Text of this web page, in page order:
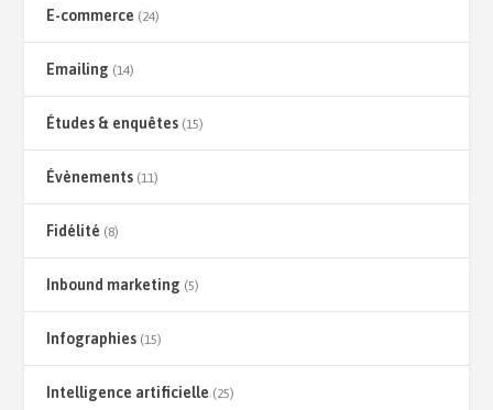
E-commerce (24)
Emailing (14)
Études & enquêtes (15)
Évènements (11)
Fidélité (8)
Inbound marketing (5)
Infographies (15)
Intelligence artificielle (25)